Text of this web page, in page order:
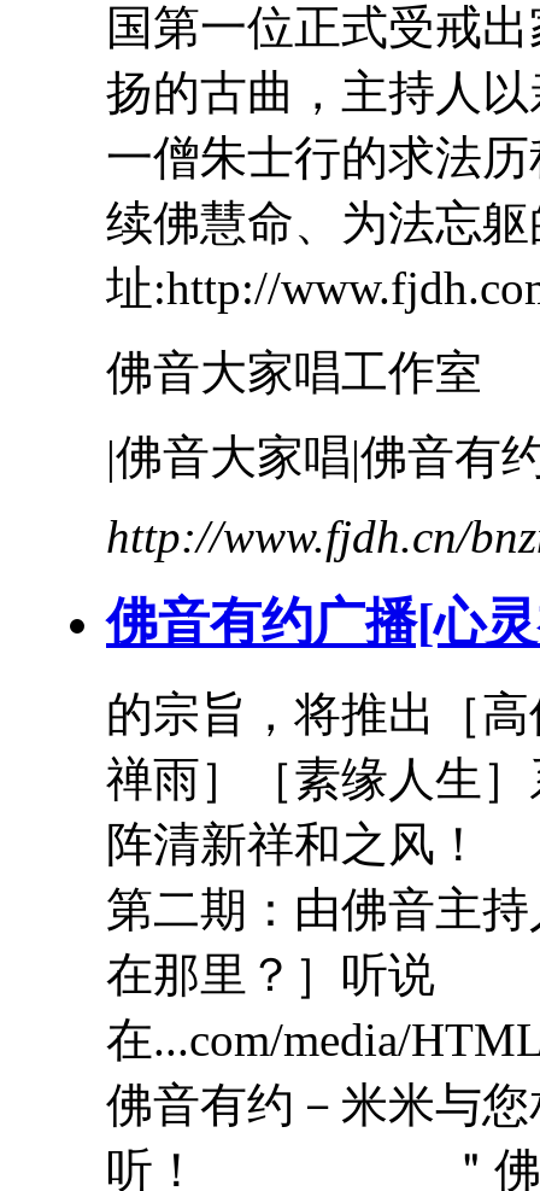
国第一位正式受戒
扬的古曲，主持人
一僧朱士行的求法
续佛慧命、为法忘
址:http://
佛音大家唱工作室
|佛音大家唱|佛音有
http://www.fjdh.cn/
佛音有约广播[心
的宗旨，将推出［
禅雨］［素缘人生
阵清新祥和之风
第二期：由佛音主
在那里？］听说
在...com/media/
佛音有约－米米与
听！ ＂佛音有